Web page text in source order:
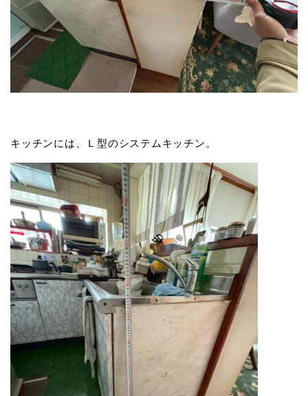
キッチンには、Ｌ型のシステムキッチン。